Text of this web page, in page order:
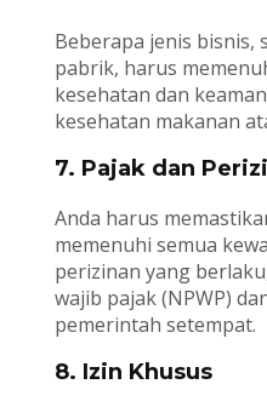
Beberapa jenis
pabrik, harus
kesehatan dan
kesehatan makanan
7. Pajak dan
Anda harus
memenuhi semua
perizinan yang
wajib pajak (NPWP)
pemerintah setempat.
8. Izin Khusus